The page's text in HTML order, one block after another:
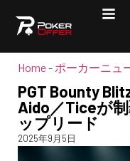
Home- ポーカーニュ
PGT Bounty
Aido／Ticeが
ップリード
2025年9月5日